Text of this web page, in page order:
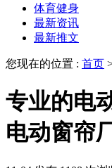
体育健身
最新资讯
最新推文
您现在的位置 : 首页
专业的电
电动窗帘